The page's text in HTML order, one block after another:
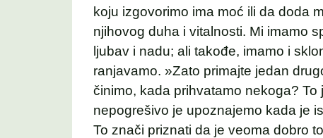
koju izgovorimo ima moć ili da doda
njihovog duha i vitalnosti. Mi imamo
ljubav i nadu; ali takođe, imamo i
ranjavamo. »Zato primajte jedan
činimo, kada prihvatamo nekoga?
nepogrešivo je upoznajemo kada je
To znači priznati da je veoma dobro